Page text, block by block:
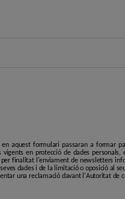
aquest formulari passaran a formar
en protecció de dades
finalitat l'enviament de newsletters
dades i de la limitació o oposició al
una reclamació davant l'Autoritat